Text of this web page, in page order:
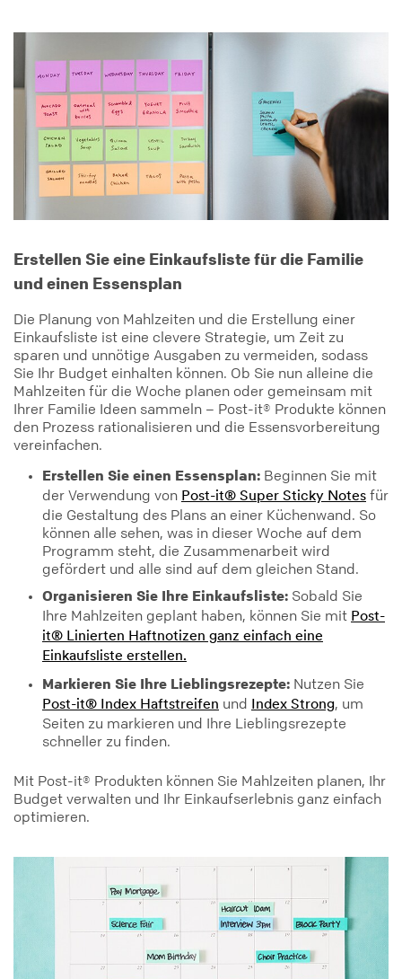
Erstellen Sie eine Einkaufsliste für die Familie
und einen Essensplan
Die Planung von Mahlzeiten und die Erstellung einer
Einkaufsliste ist eine clevere Strategie, um Zeit zu
sparen und unnötige Ausgaben zu vermeiden, sodass
Sie Ihr Budget einhalten können. Ob Sie nun alleine die
Mahlzeiten für die Woche planen oder gemeinsam mit
Ihrer Familie Ideen sammeln – Post-it® Produkte können
den Prozess rationalisieren und die Essensvorbereitung
vereinfachen.
Erstellen Sie einen Essensplan: Beginnen Sie mit
der Verwendung von Post-it® Super Sticky Notes für
die Gestaltung des Plans an einer Küchenwand. So
können alle sehen, was in dieser Woche auf dem
Programm steht, die Zusammenarbeit wird
gefördert und alle sind auf dem gleichen Stand.
Organisieren Sie Ihre Einkaufsliste: Sobald Sie
Ihre Mahlzeiten geplant haben, können Sie mit Post-
it® Linierten Haftnotizen ganz einfach eine
Einkaufsliste erstellen.
Markieren Sie Ihre Lieblingsrezepte: Nutzen Sie
Post-it® Index Haftstreifen und Index Strong, um
Seiten zu markieren und Ihre Lieblingsrezepte
schneller zu finden.
Mit Post-it® Produkten können Sie Mahlzeiten planen, Ihr
Budget verwalten und Ihr Einkaufserlebnis ganz einfach
optimieren.